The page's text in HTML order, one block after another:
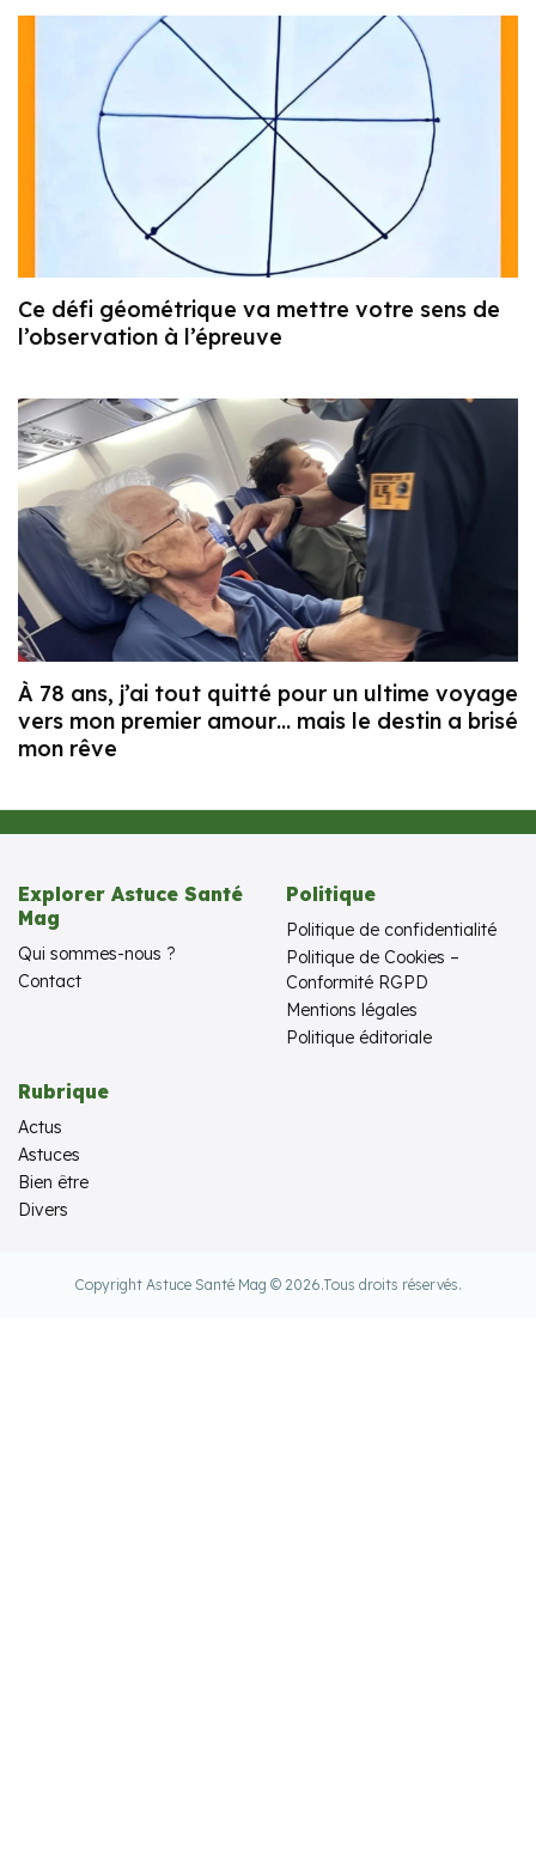
Ce défi géométrique va mettre votre sens de
l’observation à l’épreuve
À 78 ans, j’ai tout quitté pour un ultime voyage
vers mon premier amour… mais le destin a brisé
mon rêve
Explorer Astuce Santé
Mag
Qui sommes-nous ?
Contact
Politique
Politique de confidentialité
Politique de Cookies –
Conformité RGPD
Mentions légales
Politique éditoriale
Rubrique
Actus
Astuces
Bien être
Divers
Copyright Astuce Santé Mag © 2026.Tous droits réservés.